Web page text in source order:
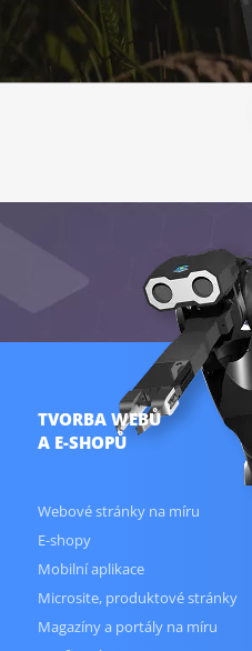
TVORBA WEBŮ
A E-SHOPŮ
Webové stránky na míru
E-shopy
Mobilní aplikace
Microsite, produktové stránky
Magazíny a portály na míru